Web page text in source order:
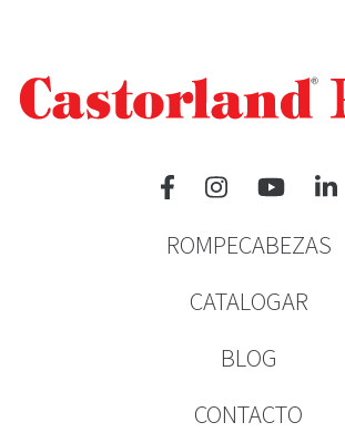
ROMPECABEZAS
CATALOGAR
BLOG
CONTACTO